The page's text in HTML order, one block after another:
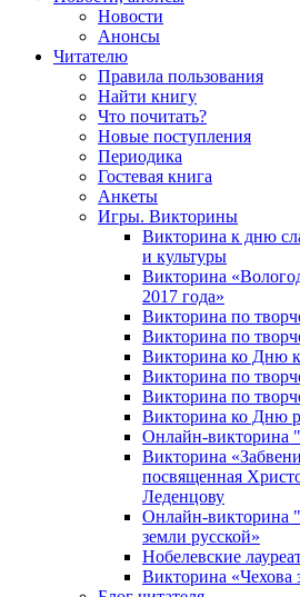
Новости
Анонсы
Читателю
Правила пользования
Найти книгу
Что почитать?
Новые поступления
Периодика
Гостевая книга
Анкеты
Игры. Викторины
Викторина к дню
и культуры
Викторина
2017 года»
Викторина по
Викторина по
Викторина ко Дню
Викторина по
Викторина по
Викторина ко Дню
Онлайн-викторина
Викторина
посвященная
Леденцову
Онлайн-викторина
земли русской»
Нобелевские
Викторина «Чехова